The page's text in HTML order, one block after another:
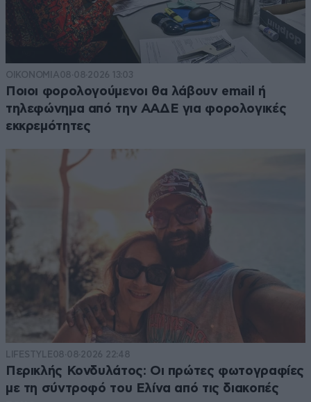
ΟΙΚΟΝΟΜΙΑ08·08·2026 13:03
Ποιοι φορολογούμενοι θα λάβουν email ή
τηλεφώνημα από την ΑΑΔΕ για φορολογικές
εκκρεμότητες
LIFESTYLE08·08·2026 22:48
Περικλής Κονδυλάτος: Οι πρώτες φωτογραφίες
με τη σύντροφό του Ελίνα από τις διακοπές